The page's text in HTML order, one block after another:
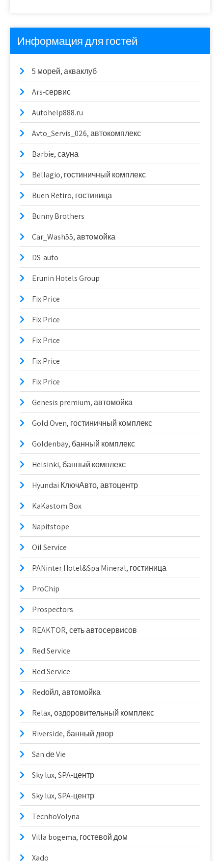
Информация для гостей
5 морей, акваклуб
Ars-сервис
Autohelp888.ru
Avto_Servis_026, автокомплекс
Barbie, сауна
Bellagio, гостиничный комплекс
Buen Retiro, гостиница
Bunny Brothers
Car_Wash55, автомойка
DS-auto
Erunin Hotels Group
Fix Price
Fix Price
Fix Price
Fix Price
Fix Price
Genesis premium, автомойка
Gold Oven, гостиничный комплекс
Goldenbay, банный комплекс
Helsinki, банный комплекс
Hyundai КлючАвто, автоцентр
KaKastom Box
Napitstope
Oil Service
PANinter Hotel&Spa Mineral, гостиница
ProChip
Prospectors
REAKTOR, сеть автосервисов
Red Service
Red Service
Redойл, автомойка
Relax, оздоровительный комплекс
Riverside, банный двор
San dе Vie
Sky lux, SPA-центр
Sky lux, SPA-центр
TecnhoVolyna
Villa bogema, гостевой дом
Xado